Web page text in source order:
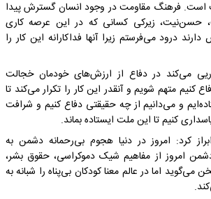
است. فرهنگ مقاومت در وجود انسان گسترش پیدا
حسن‌نیت، زیرکی کسانی که در این‌ عرصه کاری
درود می‌فرستم زیرا آنها فداکارانه‌ این‌ کار را
می‌کند در دفاع از ارزش‌های خودمان خجالت
کنیم متهم شویم و آنقدر این‌ کار را تکرار می‌کند تا
و می‌دانیم از چه حقیقتی دفاع کنیم و شرافت
کنیم تا این ملت ایستاده بماند.
کرد: امروز در دنیا هجوم بی‌رحمانه دشمن به
امروز از مفاهیم شیک دموکراسی، ‌حقوق بشر،
می‌گوید ‌اما در عالم معنا کودکان بی‌پناه را شبانه به